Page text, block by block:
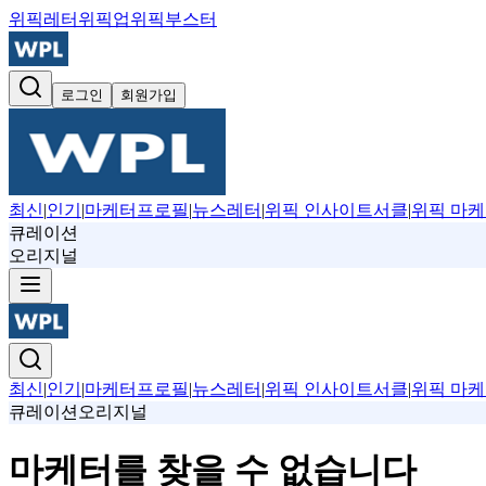
위픽레터 위픽업위픽부스터
로그인 회원가입
최신|인기 |마케터프로필|뉴스레터 |위픽 인사이트서클|위픽 마케
큐레이션
오리지널
최신|인기 |마케터프로필|뉴스레터 |위픽 인사이트서클|위픽 마케
큐레이션 오리지널
마케터를 찾을 수 없습니다